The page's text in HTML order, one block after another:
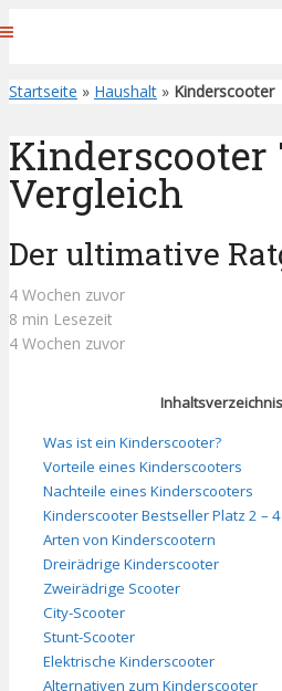
Startseite » Haushalt » Kinderscooter
Kinderscooter
Vergleich
Der ultimative
4 Wochen zuvor
8 min Lesezeit
4 Wochen zuvor
Inhaltsverzeichnis
Was ist ein Kinderscooter?
Vorteile eines Kinderscooters
Nachteile eines Kinderscooters
Kinderscooter Bestseller Platz 2 – 4
Arten von Kinderscootern
Dreirädrige Kinderscooter
Zweirädrige Scooter
City-Scooter
Stunt-Scooter
Elektrische Kinderscooter
Alternativen zum Kinderscooter